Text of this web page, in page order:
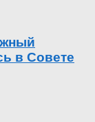
в Совете